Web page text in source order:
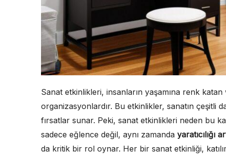
Sanat etkinlikleri, insanların yaşamına renk
organizasyonlardır. Bu etkinlikler, sanatın çeşitli
fırsatlar sunar. Peki, sanat etkinlikleri neden bu
sadece eğlence değil, aynı zamanda yaratıcılığı
da kritik bir rol oynar. Her bir sanat etkinliği,